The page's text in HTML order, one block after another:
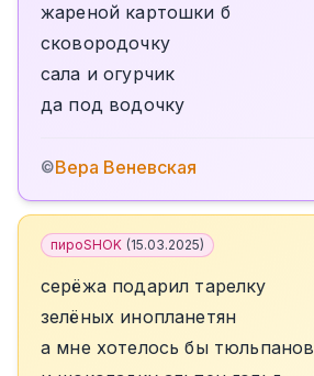
жареной картошки б
сковородочку
сала и огурчик
да под водочку
©Вера Веневская
пироSHOK (15.03.2025)
серёжа подарил тарелку
зелёных инопланетян
а мне хотелось бы тюльпанов